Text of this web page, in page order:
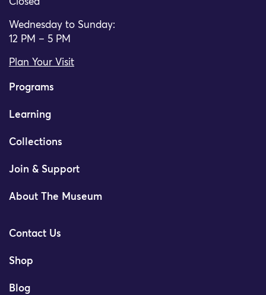
Closed
Wednesday to Sunday:
12 PM – 5 PM
Plan Your Visit
Programs
Learning
Collections
Join & Support
About The Museum
Contact Us
Shop
Blog